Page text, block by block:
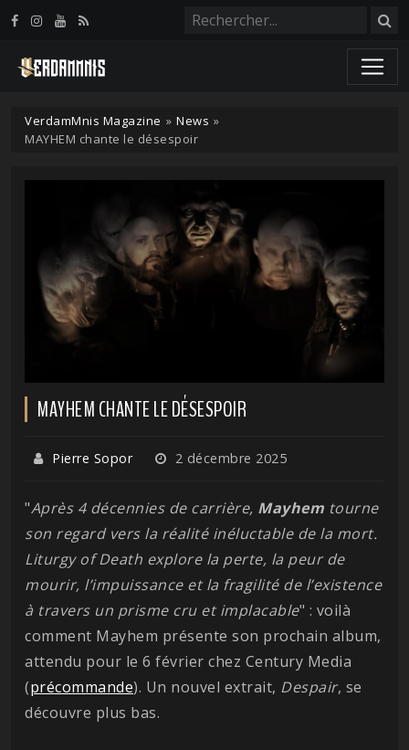
VerdamMnis Magazine » News »
MAYHEM chante le désespoir
MAYHEM CHANTE LE DÉSESPOIR
Pierre Sopor 2 décembre 2025
"Après 4 décennies de carrière, Mayhem tourne
son regard vers la réalité inéluctable de la mort.
Liturgy of Death explore la perte, la peur de
mourir, l’impuissance et la fragilité de l’existence
à travers un prisme cru et implacable" : voilà
comment Mayhem présente son prochain album,
attendu pour le 6 février chez Century Media
(précommande). Un nouvel extrait, Despair, se
découvre plus bas.
Panneau de gestion des cookies